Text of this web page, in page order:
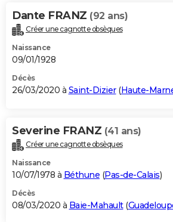
Dante FRANZ (92 ans)
Créer une cagnotte obsèques
Naissance
09/01/1928
Décès
26/03/2020 à Saint-Dizier(Haute-
Severine FRANZ (41 ans)
Créer une cagnotte obsèques
Naissance
10/07/1978 à Béthune (Pas-de-Calais)
Décès
08/03/2020 à Baie-Mahault(